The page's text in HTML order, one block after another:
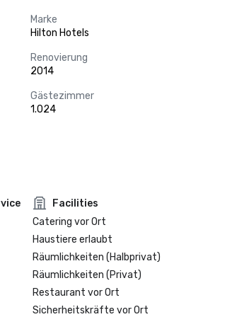
Marke
Hilton Hotels
Renovierung
2014
Gästezimmer
1.024
Facilities
Catering vor Ort
Haustiere erlaubt
Räumlichkeiten (Halbprivat)
Räumlichkeiten (Privat)
Restaurant vor Ort
Sicherheitskräfte vor Ort